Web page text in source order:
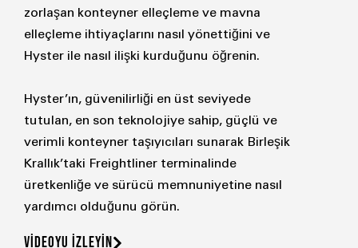
zorlaşan konteyner elleçleme ve mavna
elleçleme ihtiyaçlarını nasıl yönettiğini ve
Hyster ile nasıl ilişki kurduğunu öğrenin.
Hyster’ın, güvenilirliği en üst seviyede
tutulan, en son teknolojiye sahip, güçlü ve
verimli konteyner taşıyıcıları sunarak Birleşik
Krallık’taki Freightliner terminalinde
üretkenliğe ve sürücü memnuniyetine nasıl
yardımcı olduğunu görün.
VİDEOYU İZLEYİN